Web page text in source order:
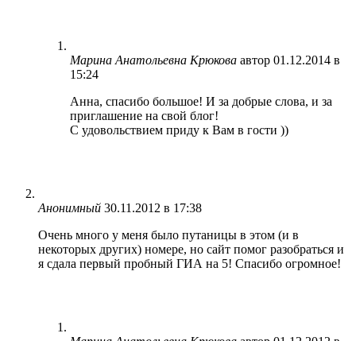
Марина Анатольевна Крюкова автор 01.12.2014 в
15:24
Анна, спасибо большое! И за добрые слова, и за
приглашение на свой блог!
С удовольствием приду к Вам в гости ))
Анонимный 30.11.2012 в 17:38
Очень много у меня было путаницы в этом (и в
некоторых других) номере, но сайт помог разобраться и
я сдала первый пробный ГИА на 5! Спасибо огромное!